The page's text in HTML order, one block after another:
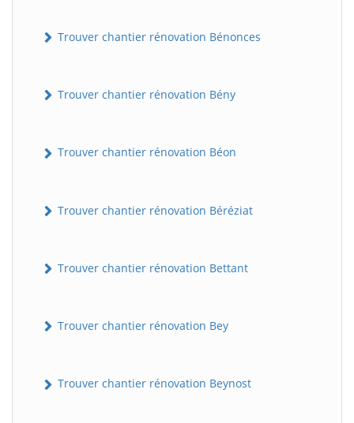
Trouver chantier rénovation Bénonces
Trouver chantier rénovation Bény
Trouver chantier rénovation Béon
Trouver chantier rénovation Béréziat
Trouver chantier rénovation Bettant
Trouver chantier rénovation Bey
Trouver chantier rénovation Beynost